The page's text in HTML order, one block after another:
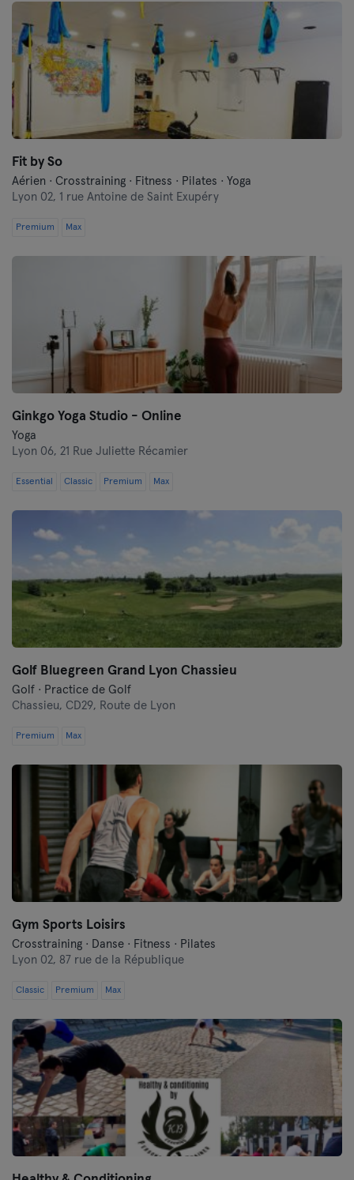
Fit by So
Aérien · Crosstraining · Fitness · Pilates · Yoga
Lyon 02, 1 rue Antoine de Saint Exupéry
Premium Max
Ginkgo Yoga Studio - Online
Yoga
Lyon 06, 21 Rue Juliette Récamier
Essential Classic Premium Max
Golf Bluegreen Grand Lyon Chassieu
Golf · Practice de Golf
Chassieu, CD29, Route de Lyon
Premium Max
Gym Sports Loisirs
Crosstraining · Danse · Fitness · Pilates
Lyon 02, 87 rue de la République
Classic Premium Max